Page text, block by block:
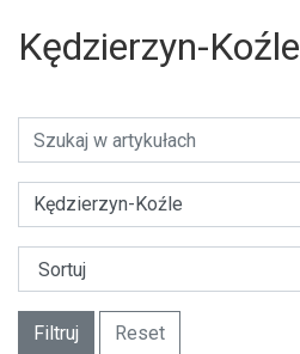
Kędzierzyn-Koźle
Kędzierzyn-Koźle
Filtruj Reset